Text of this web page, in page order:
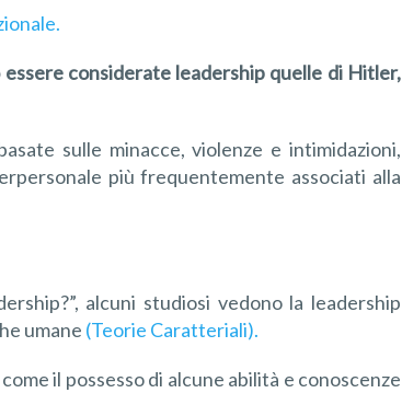
considerate leadership quelle di Hitler,
sulle minacce, violenze e intimidazioni,
più frequentemente associati alla
alcuni studiosi vedono la leadership
umane (Teorie Caratteriali).
il possesso di alcune abilità e conoscenze